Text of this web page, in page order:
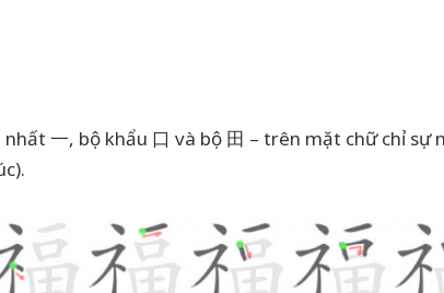
一, bộ khẩu 口 và bộ 田 – trên mặt chữ chỉ sự